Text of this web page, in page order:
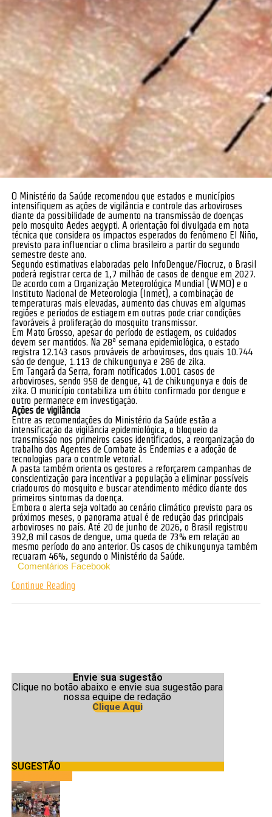
O Ministério da Saúde recomendou que estados e municípios
intensifiquem as ações de vigilância e controle das arboviroses
diante da possibilidade de aumento na transmissão de doenças
pelo mosquito Aedes aegypti. A orientação foi divulgada em nota
técnica que considera os impactos esperados do fenômeno El Niño,
previsto para influenciar o clima brasileiro a partir do segundo
semestre deste ano.
Segundo estimativas elaboradas pelo InfoDengue/Fiocruz, o Brasil
poderá registrar cerca de 1,7 milhão de casos de dengue em 2027.
De acordo com a Organização Meteorológica Mundial (WMO) e o
Instituto Nacional de Meteorologia (Inmet), a combinação de
temperaturas mais elevadas, aumento das chuvas em algumas
regiões e períodos de estiagem em outras pode criar condições
favoráveis à proliferação do mosquito transmissor.
Em Mato Grosso, apesar do período de estiagem, os cuidados
devem ser mantidos. Na 28ª semana epidemiológica, o estado
registra 12.143 casos prováveis de arboviroses, dos quais 10.744
são de dengue, 1.113 de chikungunya e 286 de zika.
Em Tangará da Serra, foram notificados 1.001 casos de
arboviroses, sendo 958 de dengue, 41 de chikungunya e dois de
zika. O município contabiliza um óbito confirmado por dengue e
outro permanece em investigação.
Ações de vigilância
Entre as recomendações do Ministério da Saúde estão a
intensificação da vigilância epidemiológica, o bloqueio da
transmissão nos primeiros casos identificados, a reorganização do
trabalho dos Agentes de Combate às Endemias e a adoção de
tecnologias para o controle vetorial.
A pasta também orienta os gestores a reforçarem campanhas de
conscientização para incentivar a população a eliminar possíveis
criadouros do mosquito e buscar atendimento médico diante dos
primeiros sintomas da doença.
Embora o alerta seja voltado ao cenário climático previsto para os
próximos meses, o panorama atual é de redução das principais
arboviroses no país. Até 20 de junho de 2026, o Brasil registrou
392,8 mil casos de dengue, uma queda de 73% em relação ao
mesmo período do ano anterior. Os casos de chikungunya também
recuaram 46%, segundo o Ministério da Saúde.
Comentários Facebook
Continue Reading
Envie sua sugestão
Clique no botão abaixo e envie sua sugestão para
nossa equipe de redação
Clique Aqui
SUGESTÃO